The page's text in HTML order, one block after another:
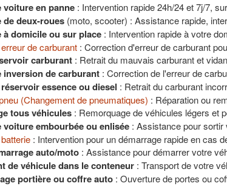
voiture en panne : Intervention rapide 24h/24 et 7j/7,
de deux-roues (moto, scooter) : Assistance rapide,
à domicile ou sur place : Intervention rapide à votre
de carburant : Correction d'erreur de carburant
carburant : Retrait du mauvais carburant et
inversion de carburant : Correction de l'erreur de
essence ou diesel : Retrait du carburant
(Changement de pneumatiques) : Réparation ou
tous véhicules : Remorquage de véhicules légers et
voiture embourbée ou enlisée : Assistance pour sortir
: Intervention pour un démarrage rapide en cas
auto/moto : Assistance pour démarrer votre
de véhicule dans le conteneur : Transport de votre
portière ou coffre auto : Ouverture de portes ou